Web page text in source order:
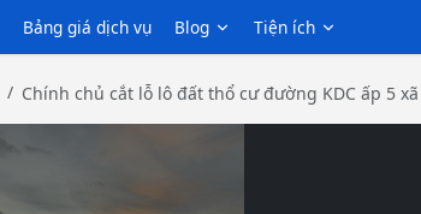
Bảng giá dịch vụ Blog Tiện ích
Chính chủ cắt lỗ lô đất thổ cư đường KDC ấp 5